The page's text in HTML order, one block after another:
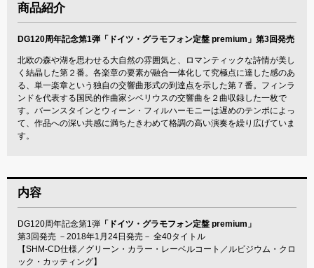
商品紹介
DG120周年記念第1弾「ドイツ・グラモフォン定盤 premium」第3回発売
北欧の森や湖を思わせる大自然の雰囲気と、ロマンティックな詩情が美し
く結晶した第２番。各楽章の要素が融合一体化して究極点に達した感のあ
る、単一楽章という独自の交響曲形式の到達点を示した第７番。フィンラ
ンドを代表する国民的作曲家シベリウスの交響曲を２曲収録した一枚で
す。バーンスタインとウィーン・フィルハーモニーは遅めのテンポによっ
て、作品への深い共感に満ちたきわめて格調の高い演奏を繰り広げていま
す。
内容
DG120周年記念第1弾 「ドイツ・グラモフォン定盤 premium」
第3回発売 －2018年1月24日発売－ 全40タイトル
【SHM-CD仕様／グリーン・カラー・レーベルコート／ルビジウム・クロ
ック・カッティング】